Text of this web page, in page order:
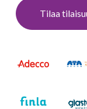
Tilaa